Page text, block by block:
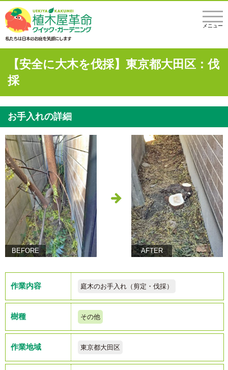
メニュー
【安全に大木を伐採】東京都大田区：伐
採
お手入れの詳細
BEFORE AFTER
作業内容 庭木のお手入れ（剪定・伐採）
樹種 その他
作業地域 東京都大田区